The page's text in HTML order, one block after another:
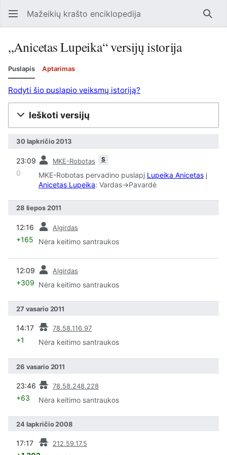
Mažeikių krašto enciklopedija
„Anicetas Lupeika“ versijų istorija
Puslapis Aptarimas
Rodyti šio puslapio veiksmų istoriją?
Ieškoti versijų
30 lapkričio 2013
23:09 MKE-Robotas S
0 MKE-Robotas pervadino puslapį Lupeika Anicetas į
Anicetas Lupeika: Vardas->Pavardė
28 liepos 2011
12:16 Algirdas
+165 Nėra keitimo santraukos
12:09 Algirdas
+309 Nėra keitimo santraukos
27 vasario 2011
14:17 78.58.116.97
+1 Nėra keitimo santraukos
26 vasario 2011
23:46 78.58.248.228
+63 Nėra keitimo santraukos
24 lapkričio 2008
17:17 212.59.17.5